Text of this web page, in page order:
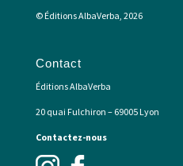
© Éditions AlbaVerba, 2026
Contact
Éditions AlbaVerba
20 quai Fulchiron – 69005 Lyon
Contactez-nous